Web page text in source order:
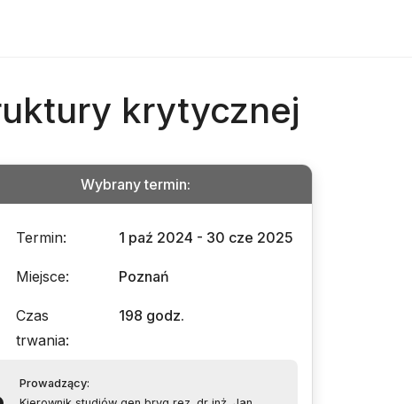
krytycznej
Wybrany termin:
Termin: 1 paź 2024 - 30 cze 2025
Miejsce: Poznań
Czas
trwania:
198 godz.
Prowadzący: